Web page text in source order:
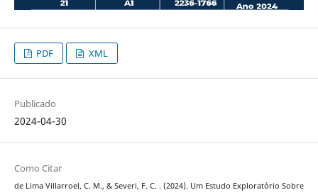
PDF XML
Publicado
2024-04-30
Como Citar
de Lima Villarroel, C. M., & Severi, F. C. . (2024). Um Estudo Exploratório Sobre